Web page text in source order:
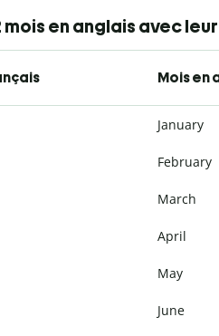
mois en anglais avec
Mois en
January
February
March
April
May
June